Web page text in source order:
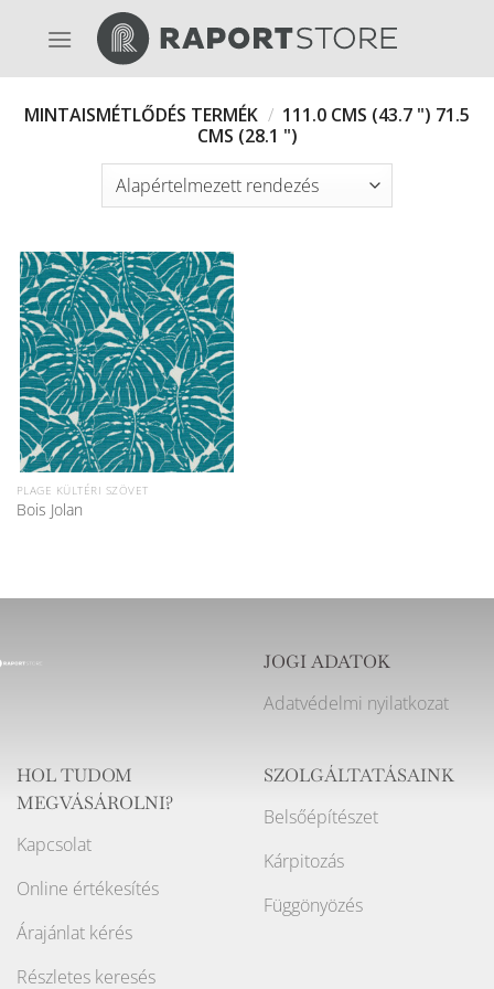
MINTAISMÉTLŐDÉS TERMÉK / 111.0 CMS (43.7 ") 71.5
CMS (28.1 ")
PLAGE KÜLTÉRI SZÖVET
Bois Jolan
JOGI ADATOK
Adatvédelmi nyilatkozat
HOL TUDOM
MEGVÁSÁROLNI?
Kapcsolat
Online értékesítés
Árajánlat kérés
Részletes keresés
SZOLGÁLTATÁSAINK
Belsőépítészet
Kárpitozás
Függönyözés